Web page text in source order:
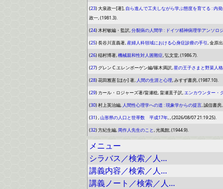
(23) 大泉政一[著], 自ら進んで工夫しながら学ぶ態度を育てる : 内
政一, (1981.3).
(24) 木村敏編・監訳,分裂病の人間学 : ドイツ精神病理学アンソロ
(25) 長谷川直義著,産婦人科領域における心身症診療の手引, 金原
(26) 稲村博著,機械親和性対人困難症, 弘文堂, (1986.7).
(27) グレン C.エレンボーゲン編/篠木満訳,星の王子さまと野菜人
(28) 花田雅憲 [ほか] 著, 人間の生涯と心理, みすず書房, (1987.10).
(29) カール・ロジャーズ著/畠瀬稔, 畠瀬直子訳,エンカウンター・
(30) 村上英治編, 人間性心理学への道 : 現象学からの提言, 誠信書房
(31) ,山形県の人口と世帯数 平成17年, , (2026/08/07 21:19:25).
(32) 方紀生編, 周作人先生のこと, 光風館, (1944.9).
メニュー
シラバス／検索／人…
講義内容／検索／人…
講義ノート／検索／人…